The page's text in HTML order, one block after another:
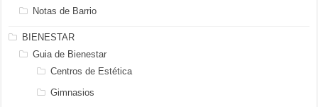
Notas de Barrio
BIENESTAR
Guia de Bienestar
Centros de Estética
Gimnasios